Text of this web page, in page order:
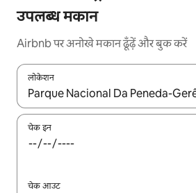
उपलब्ध मकान
Airbnb पर अनोखे मकान ढूँढ़ें और बुक करें
लोकेशन
नतीजों के उपलब्ध होने पर, अप और डाउन
चेक इन
चेक आउट